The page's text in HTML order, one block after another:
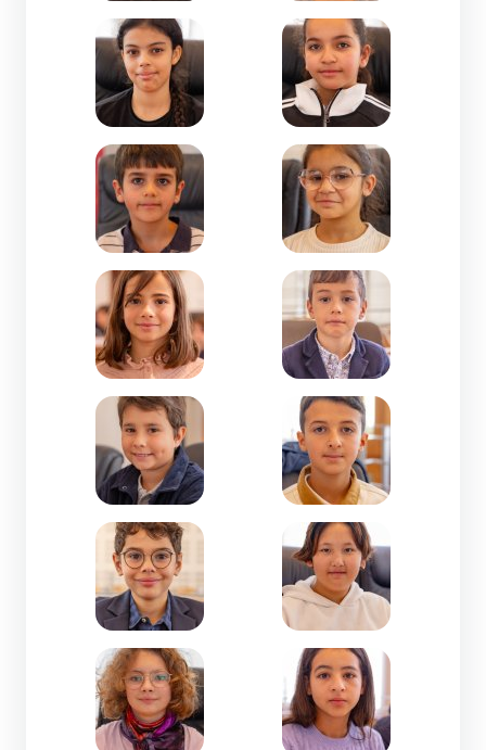
Zoom de l'image Ryhem MATHLOUTHI-CM2-La
Zoom de l'image Samra
Zoom de l'image Samuel COTOVIO-CM1-Jules
Zoom de l'image Sofya
Zoom de l'image Suzon SOUËF MARTINS-CM1-
Zoom de l'image
Zoom de l'image Victor FERRIE-CM1-Gisclard
Zoom de l'image
Zoom de l'image Zackary LAREDJ-CM1-Jeanne
Zoom de l'image Zahra
Zoom de l'image Zelda FOUCRAS-CM2-
Zoom de l'image